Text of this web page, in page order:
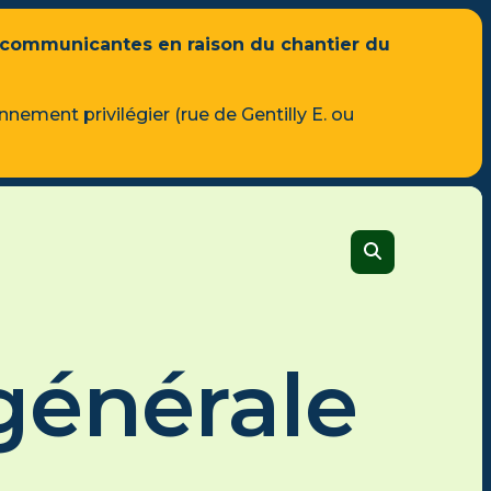
Vidéo officielle
Découvrez le Cégep
VISUALISER
Admission et frais
en raison du chantier du
privilégier (rue de Gentilly E. ou